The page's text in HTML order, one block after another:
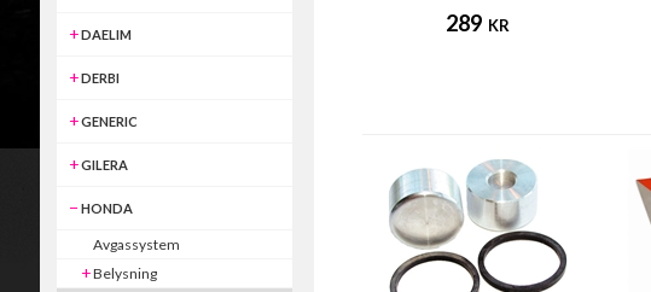
DAELIM
DERBI
GENERIC
GILERA
HONDA
Avgassystem
Belysning
289 KR